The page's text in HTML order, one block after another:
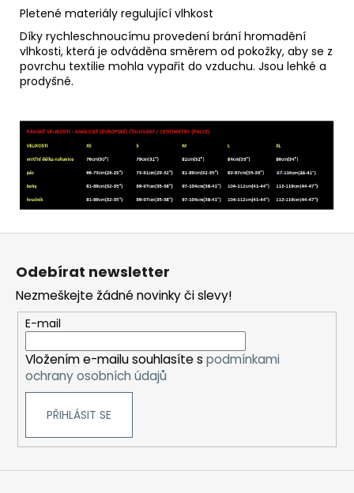
Pletené materiály regulující vlhkost
Díky rychleschnoucímu provedení brání hromadění
vlhkosti, která je odváděna směrem od pokožky, aby se z
povrchu textilie mohla vypařit do vzduchu. Jsou lehké a
prodyšné.
Odebírat newsletter
Nezmeškejte žádné novinky či slevy!
E-mail
Vložením e-mailu souhlasíte s podmínkami
ochrany osobních údajů
PŘIHLÁSIT SE